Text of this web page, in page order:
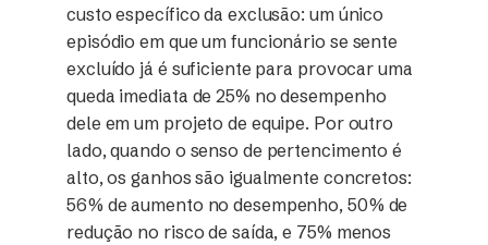
custo específico da exclusão: um único
episódio em que um funcionário se sente
excluído já é suficiente para provocar uma
queda imediata de 25% no desempenho
dele em um projeto de equipe. Por outro
lado, quando o senso de pertencimento é
alto, os ganhos são igualmente concretos:
56% de aumento no desempenho, 50% de
redução no risco de saída, e 75% menos